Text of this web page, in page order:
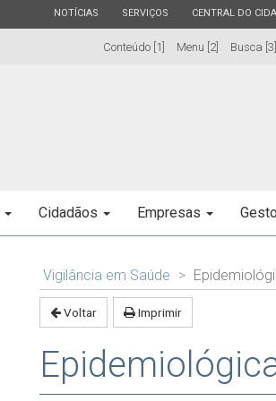
ESTADO
NOTÍCIAS ESTADO
SERVIÇOS ESTADO
CENTRAL DO
Conteúdo [1] Menu [2] Busca [3]
Cidadãos Empresas
Vigilância em Saúde
Voltar Imprimir